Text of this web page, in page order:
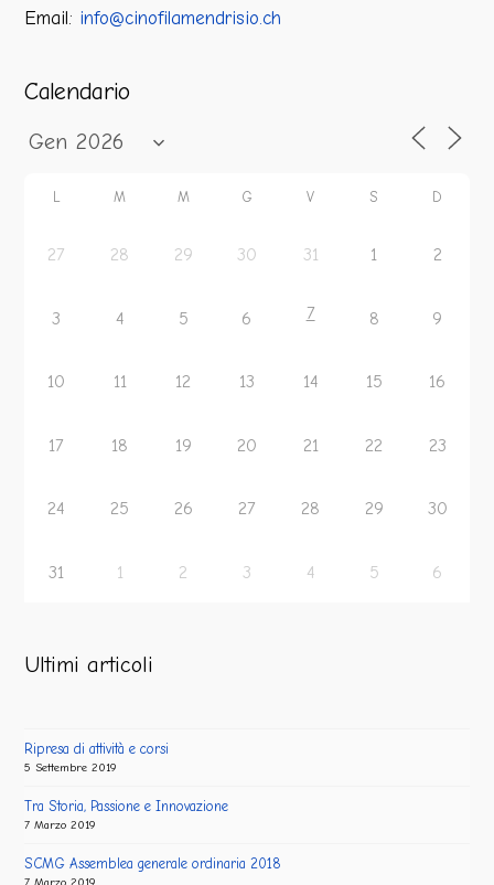
Email: info@cinofilamendrisio.ch
Calendario
L M M G V S D
27 28 29 30 31 1 2
3 4 5 6 7 8 9
10 11 12 13 14 15 16
17 18 19 20 21 22 23
24 25 26 27 28 29 30
31 1 2 3 4 5 6
Ultimi articoli
Ripresa di attività e corsi
5 Settembre 2019
Tra Storia, Passione e Innovazione
7 Marzo 2019
SCMG Assemblea generale ordinaria 2018